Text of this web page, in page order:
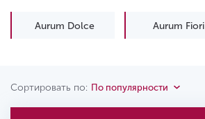
Aurum Dolce Aurum Fiori
Сортировать по: По популярности